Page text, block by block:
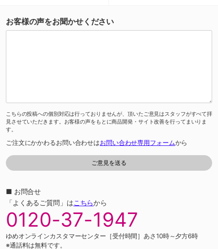
お客様の声をお聞かせください
こちらの投稿への個別対応は行っておりませんが、頂いたご意見はスタッフがすべて拝
見させていただきます。お客様の声をもとに商品開発・サイト改善を行ってまいりま
す。
ご注文にかかわるお問い合わせはお問い合わせ専用フォームから
■ お問合せ
「よくあるご質問」はこちらから
0120-37-1947
ゆめオンラインカスタマーセンター［受付時間］あさ10時～夕方6時
※通話料は無料です。